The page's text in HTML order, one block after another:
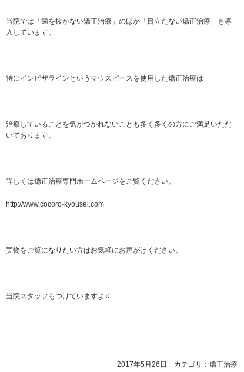
当院では「歯を抜かない矯正治療」のほか「目立たない矯正治療」も導
入しています。
特にインビザラインというマウスピースを使用した矯正治療は
治療していることを気がつかれないことも多く多くの方にご満足いただ
いております。
詳しくは矯正治療専門ホームページをご覧ください。
http://www.cocoro-kyousei.com
実物をご覧になりたい方はお気軽にお声がけください。
当院スタッフもつけていますよ♫
2017年5月26日 カテゴリ： 矯正治療